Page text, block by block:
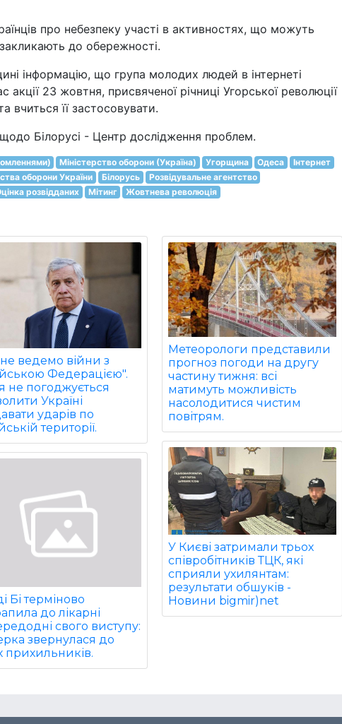
про небезпеку участі в активностях, що можуть
до обережності.
інформацію, що група молодих людей в інтернеті
23 жовтня, присвяченої річниці Угорської революції
вчиться її застосовувати.
щодо Білорусі - Центр дослідження проблем.
Міністерство оборони (Україна) Угорщина Одеса
Інтернет
оборони України
Білорусь
Розвідувальне агентство
розвідданих
Мітинг Жовтнева революція
ведемо війни з
Федерацією".
не погоджується
Україні
ударів по
території.
Бі терміново
до лікарні
свого виступу:
звернулася до
прихильників.
Метеорологи представили
прогноз погоди на другу
частину тижня: всі
матимуть можливість
насолодитися чистим
повітрям.
У Києві затримали трьох
співробітників ТЦК, які
сприяли ухилянтам:
результати обшуків -
Новини bigmir)net